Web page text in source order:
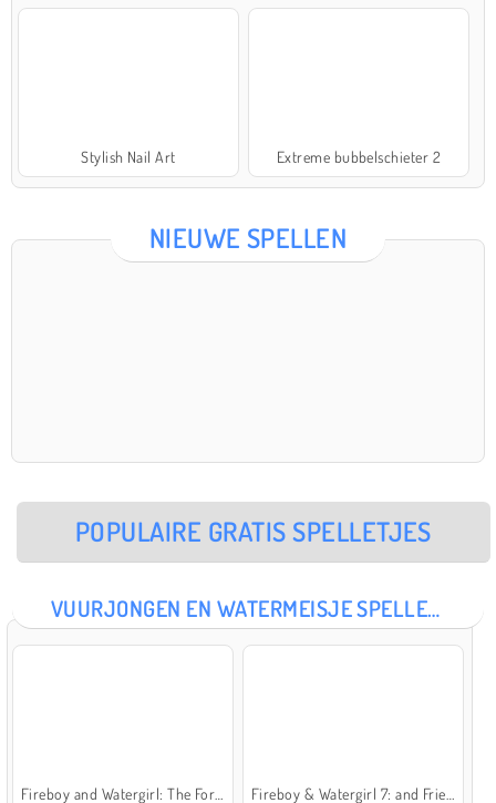
Stylish Nail Art Extreme bubbelschieter 2
NIEUWE SPELLEN
POPULAIRE GRATIS SPELLETJES
VUURJONGEN EN WATERMEISJE SPELLETJES